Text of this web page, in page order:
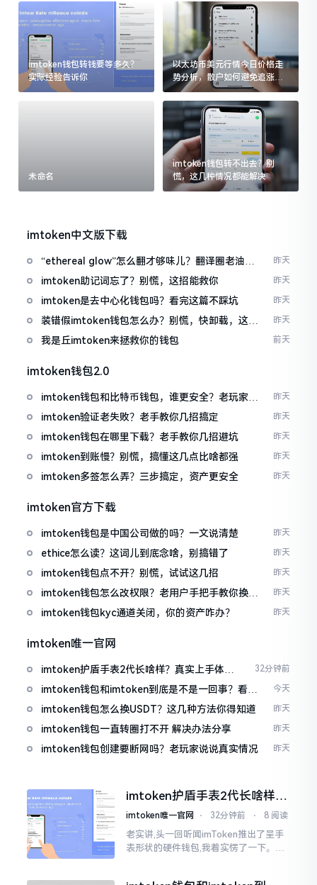
imtoken钱包转钱要等多久？
实际经验告诉你
以太坊币美元行情今日价格走
势分析，散户如何避免追涨杀
跌被套牢
未命名
imtoken钱包转不出去？别
慌，这几种情况都能解决
imtoken中文版下载
“ethereal glow”怎么翻才够味儿？翻译圈老油条
的私房话
昨天
imtoken助记词忘了？别慌，这招能救你 昨天
imtoken是去中心化钱包吗？看完这篇不踩坑 昨天
装错假imtoken钱包怎么办？别慌，快卸载，这几
招能救急
昨天
我是丘imtoken来拯救你的钱包 前天
imtoken钱包2.0
imtoken钱包和比特币钱包，谁更安全？老玩家来
聊聊
昨天
imtoken验证老失败？老手教你几招搞定 昨天
imtoken钱包在哪里下载？老手教你几招避坑 昨天
imtoken到账慢？别慌，搞懂这几点比啥都强 昨天
imtoken多签怎么弄？三步搞定，资产更安全 昨天
imtoken官方下载
imtoken钱包是中国公司做的吗？一文说清楚 昨天
ethice怎么读？这词儿到底念啥，别搞错了 昨天
imtoken钱包点不开？别慌，试试这几招 昨天
imtoken钱包怎么改权限？老用户手把手教你换主
人
昨天
imtoken钱包kyc通道关闭，你的资产咋办？ 昨天
imtoken唯一官网
imtoken护盾手表2代长啥样？真实上手体验
分享
32分钟前
imtoken钱包和imtoken到底是不是一回事？看完
就懂了
今天
imtoken钱包怎么换USDT？这几种方法你得知道 昨天
imtoken钱包一直转圈打不开 解决办法分享 昨天
imtoken钱包创建要断网吗？老玩家说说真实情况 昨天
imtoken护盾手表2代长啥样？
真实上手体验分享
imtoken唯一官网 ⋅ 32分钟前 ⋅ 8 阅读
老实讲,头一回听闻imToken推出了呈手
表形状的硬件钱包,我着实愣了一下。在c